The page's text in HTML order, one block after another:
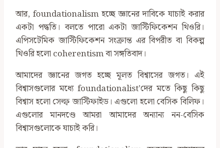
আর, foundationalism হচ্ছে জ্ঞানের দাবিকে যাচাই করার
একটা পদ্ধতি। বলতে পারো একটা জাস্টিফিকেশন থিওরি।
এপিসটেমিক জাস্টিফিকেশন সংক্রান্ত এর বিপরীত বা বিকল্প
থিওরি হলো coherentism বা সঙ্গতিবাদ।
আমাদের জ্ঞানের জগত হচ্ছে মূলত বিশ্বাসের জগত। এই
বিশ্বাসগুলোর মধ্যে foundationalist’দের মতে কিছু কিছু
বিশ্বাস হলো সেল্ফ জাস্টিফাইড। এগুলো হলো বেসিক বিলিফ।
এগুলোর মানদণ্ডে আমরা আমাদের অন্যান্য নন-বেসিক
বিশ্বাসগুলোকে যাচাই করি।